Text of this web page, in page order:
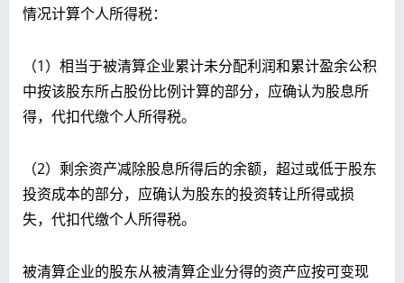
情况计算个人所得税：
（1）相当于被清算企业累计未分配利润和累计盈余公积
中按该股东所占股份比例计算的部分，应确认为股息所
得，代扣代缴个人所得税。
（2）剩余资产减除股息所得后的余额，超过或低于股东
投资成本的部分，应确认为股东的投资转让所得或损
失，代扣代缴个人所得税。
被清算企业的股东从被清算企业分得的资产应按可变现